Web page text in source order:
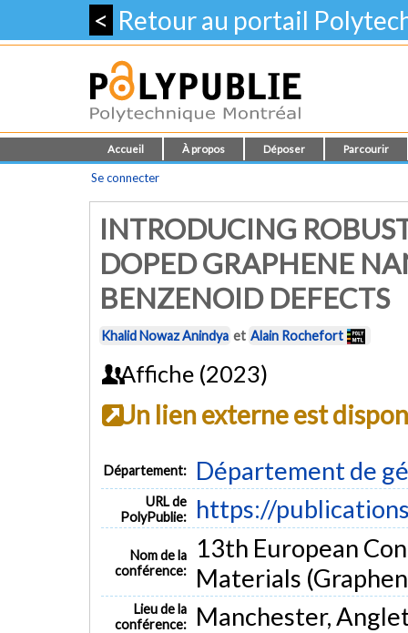
< Retour au portail
Accueil À propos Déposer Parcourir
Se connecter
INTRODUCING
DOPED GRAPHENE
BENZENOID DEFECTS
Khalid Nowaz Anindya et Alain Rochefort
Affiche (2023)
Un lien externe est
Département: Département de
URL de
PolyPublie:
https://
Nom de la
conférence:
13th European
Materials
Lieu de la
conférence:
Manchester,